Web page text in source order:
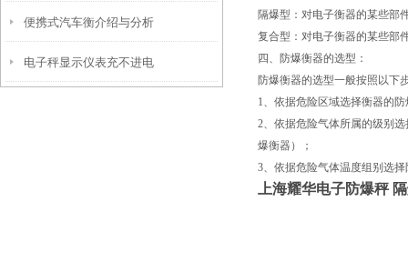
大型地磅秤脚差如何修正
便携式汽车衡介绍与分析
电子秤显示仪表充不进电
隔爆型：对电子衡器的某些部
复合型：对电子衡器的某些部
四、防爆衡器的选型：
防爆衡器的选型一般按照以下
1、依据危险区域选择衡器的
2、依据危险气体所属的级别
爆衡器）；
3、依据危险气体温度组别选
上海耀华电子防爆秤